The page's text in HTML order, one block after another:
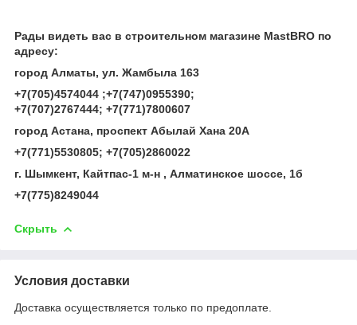
Рады видеть вас в строительном магазине MastBRO по
адресу:
город Алматы, ул. Жамбыла 163
+7(705)4574044 ;+7(747)0955390;
+7(707)2767444; +7(771)7800607
город Астана, проспект Абылай Хана 20А
+7(771)5530805; +7(705)2860022
г. Шымкент, Кайтпас-1 м-н , Алматинское шоссе, 1б
+7(775)8249044
Скрыть
Условия доставки
Доставка осуществляется только по предоплате.